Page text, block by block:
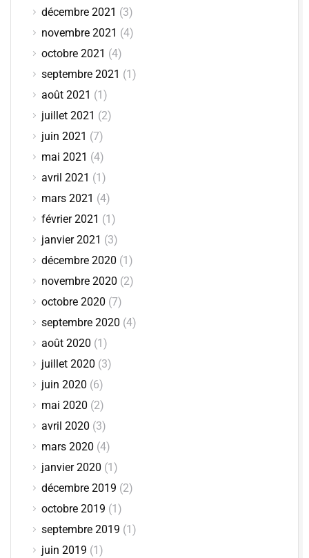
décembre 2021 (3)
novembre 2021 (4)
octobre 2021 (4)
septembre 2021 (1)
août 2021 (1)
juillet 2021 (2)
juin 2021 (7)
mai 2021 (4)
avril 2021 (1)
mars 2021 (4)
février 2021 (1)
janvier 2021 (3)
décembre 2020 (1)
novembre 2020 (2)
octobre 2020 (7)
septembre 2020 (4)
août 2020 (1)
juillet 2020 (3)
juin 2020 (6)
mai 2020 (2)
avril 2020 (3)
mars 2020 (4)
janvier 2020 (1)
décembre 2019 (2)
octobre 2019 (1)
septembre 2019 (1)
juin 2019 (1)